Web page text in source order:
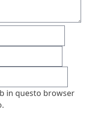
in questo browser